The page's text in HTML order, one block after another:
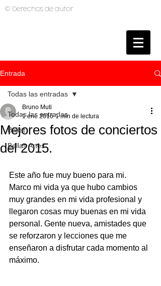
PHOTOGRAPHER
© Derechos de autor
Entrada
Todas las entradas
Ballet
Bellas Artes
Todas las entradas
Mejores fotos de conciertos
del 2015.
Bruno Muti
1 ene 2016 1 min de lectura
Este año fue muy bueno para mi.
Marco mi vida ya que hubo cambios
muy grandes en mi vida profesional y
llegaron cosas muy buenas en mi vida
personal. Gente nueva, amistades que
se reforzaron y lecciones que me
enseñaron a disfrutar cada momento al
máximo.